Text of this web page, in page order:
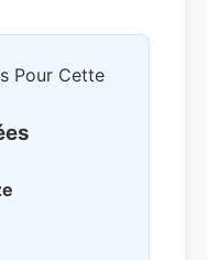
Pour Cette